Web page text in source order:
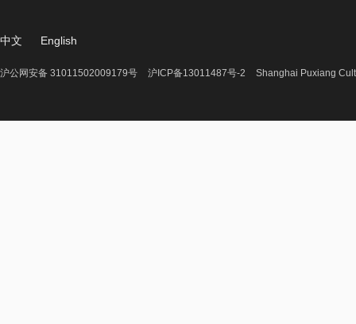
中文 English
沪公网安备 31011502009179号 沪ICP备13011487号-2 Shanghai Puxiang